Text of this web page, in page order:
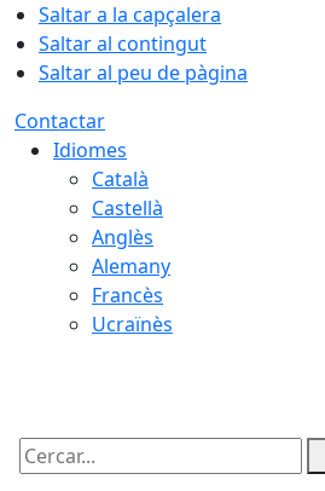
Saltar a la capçalera
Saltar al contingut
Saltar al peu de pàgina
Contactar
Idiomes
Català
Castellà
Anglès
Alemany
Francès
Ucraïnès
Cercar: